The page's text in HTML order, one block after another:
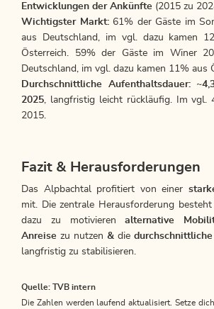
Entwicklungen der Ankünfte (2015 zu
Wichtigster Markt:61% der Gäste im
aus Deutschland, im vgl. dazu kamen
Österreich. 59% der Gäste im Winer
Deutschland, im vgl. dazu kamen 11% aus
Durchschnittliche Aufenthaltsdauer:~
2025 , langfristig leicht rückläufig. Im vgl.
2015.
Fazit & Herausforderungen
Das Alpbachtal profitiert von einer
mit. Die zentrale Herausforderung
dazu zu motivierenalternative
Anreise zu nutzen & die
langfristig zu stabilisieren.
Quelle: TVB intern
Die Zahlen werden laufend aktualisiert. Setze